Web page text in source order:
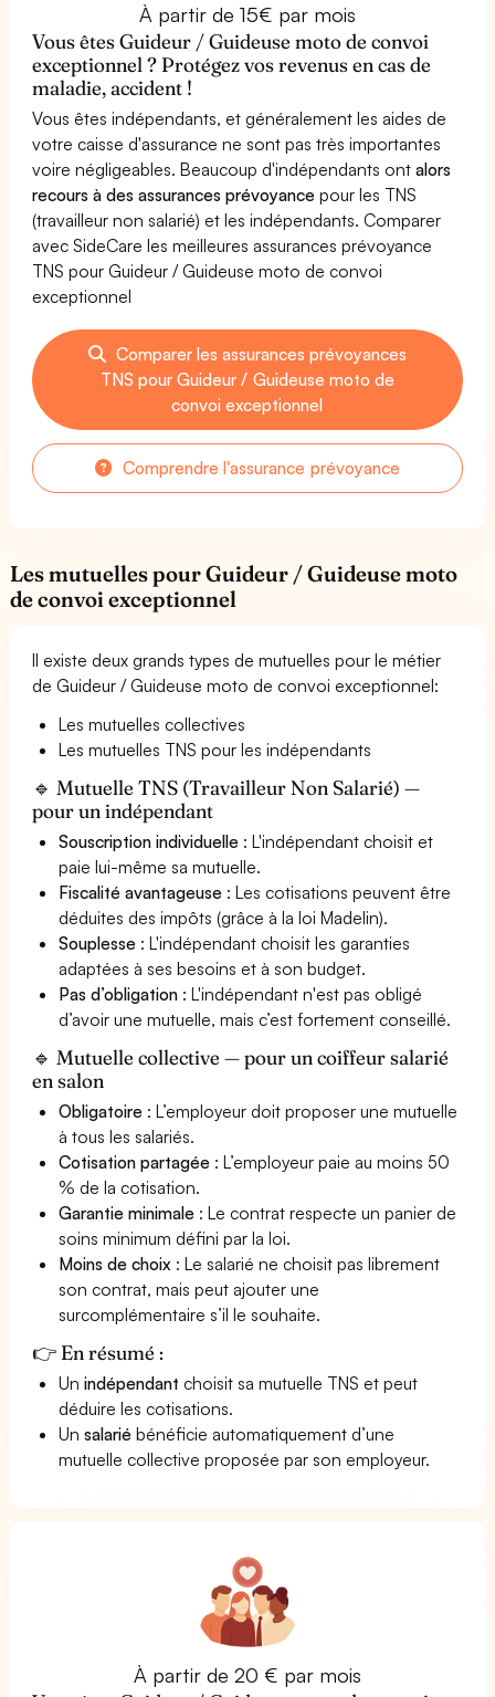
À partir de 15€ par mois
Vous êtes Guideur / Guideuse moto de convoi
exceptionnel ? Protégez vos revenus en cas de
maladie, accident !
Vous êtes indépendants, et généralement les aides de
votre caisse d'assurance ne sont pas très importantes
voire négligeables. Beaucoup d'indépendants ontalors
recours à des assurances prévoyance pour les TNS
(travailleur non salarié) et les indépendants. Comparer
avec SideCare les meilleures assurances prévoyance
TNS pour Guideur / Guideuse moto de convoi
exceptionnel
Comparer les assurances prévoyances
TNS pour Guideur / Guideuse moto de
convoi exceptionnel
Comprendre l'assurance prévoyance
Les mutuelles pour Guideur / Guideuse moto
de convoi exceptionnel
Il existe deux grands types de mutuelles pour le métier
de Guideur / Guideuse moto de convoi exceptionnel:
Les mutuelles collectives
Les mutuelles TNS pour les indépendants
🔹 Mutuelle TNS (Travailleur Non Salarié) —
pour un indépendant
Souscription individuelle : L'indépendant choisit et
paie lui-même sa mutuelle.
Fiscalité avantageuse : Les cotisations peuvent être
déduites des impôts (grâce à la loi Madelin).
Souplesse : L'indépendant choisit les garanties
adaptées à ses besoins et à son budget.
Pas d’obligation : L'indépendant n'est pas obligé
d’avoir une mutuelle, mais c’est fortement conseillé.
🔹 Mutuelle collective — pour un coiffeur salarié
en salon
Obligatoire : L’employeur doit proposer une mutuelle
à tous les salariés.
Cotisation partagée : L’employeur paie au moins 50
% de la cotisation.
Garantie minimale : Le contrat respecte un panier de
soins minimum défini par la loi.
Moins de choix : Le salarié ne choisit pas librement
son contrat, mais peut ajouter une
surcomplémentaire s’il le souhaite.
👉 En résumé :
Unindépendant choisit sa mutuelle TNS et peut
déduire les cotisations.
Unsalarié bénéficie automatiquement d’une
mutuelle collective proposée par son employeur.
À partir de 20 € par mois